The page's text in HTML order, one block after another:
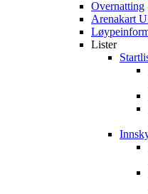
Overnatting
Arenakart
Lister